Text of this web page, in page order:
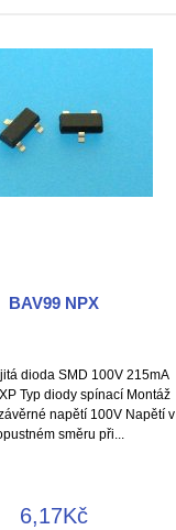
BAV99 NPX
dioda SMD 100V 215mA
Typ diody spínací Montáž
napětí 100V Napětí v
směru při...
6,17Kč